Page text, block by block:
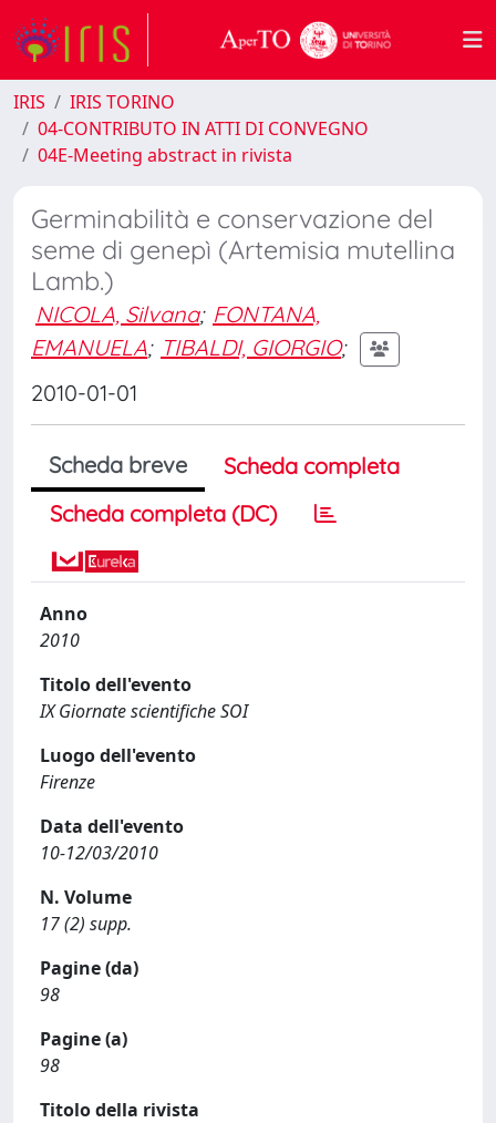
IRIS
IRIS TORINO
04-CONTRIBUTO IN ATTI DI CONVEGNO
04E-Meeting abstract in rivista
Germinabilità e conservazione del
seme di genepì (Artemisia mutellina
Lamb.)
NICOLA, Silvana; FONTANA,
EMANUELA; TIBALDI, GIORGIO;
2010-01-01
Scheda breve
Scheda completa
Scheda completa (DC)
Anno
2010
Titolo dell'evento
IX Giornate scientifiche SOI
Luogo dell'evento
Firenze
Data dell'evento
10-12/03/2010
N. Volume
17 (2) supp.
Pagine (da)
98
Pagine (a)
98
Titolo della rivista